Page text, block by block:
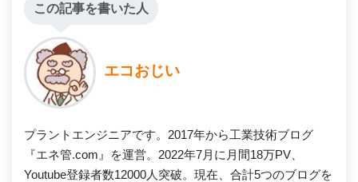
この記事を書いた人
エコおじい
プラントエンジニアです。2017年から工業技術ブログ
『エネ管.com』を運営。2022年7月に月間18万PV、
Youtube登録者数12000人突破。現在、合計5つのブログを